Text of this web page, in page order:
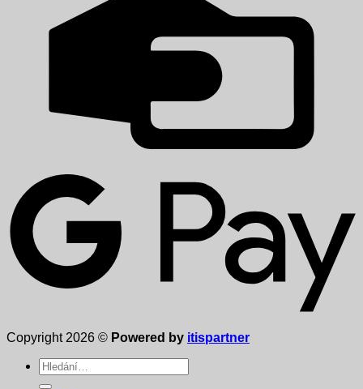
Copyright 2026 © Powered by itispartner
Hledat: